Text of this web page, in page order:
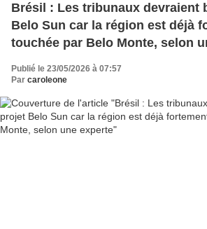
Brésil : Les tribunaux devraient
Belo Sun car la région est déjà
touchée par Belo Monte, selon
Publié le 23/05/2026 à 07:57
Par caroleone